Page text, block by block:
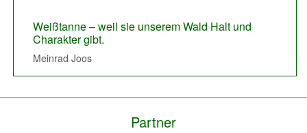
Weißtanne – weil sie unserem Wald Halt und
Charakter gibt.
Meinrad Joos
Die Weißtanne, der Werkstoff Holz um modern,
edel, zeitlos zu bauen.
Manuel Echtle
Partner